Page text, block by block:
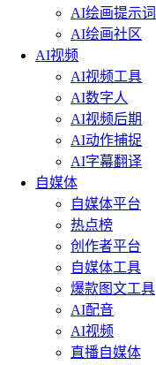
AI绘画提示词
AI绘画社区
AI视频
AI视频工具
AI数字人
AI视频后期
AI动作捕捉
AI字幕翻译
自媒体
自媒体平台
热点榜
创作者平台
自媒体工具
爆款图文工具
AI配音
AI视频
直播自媒体